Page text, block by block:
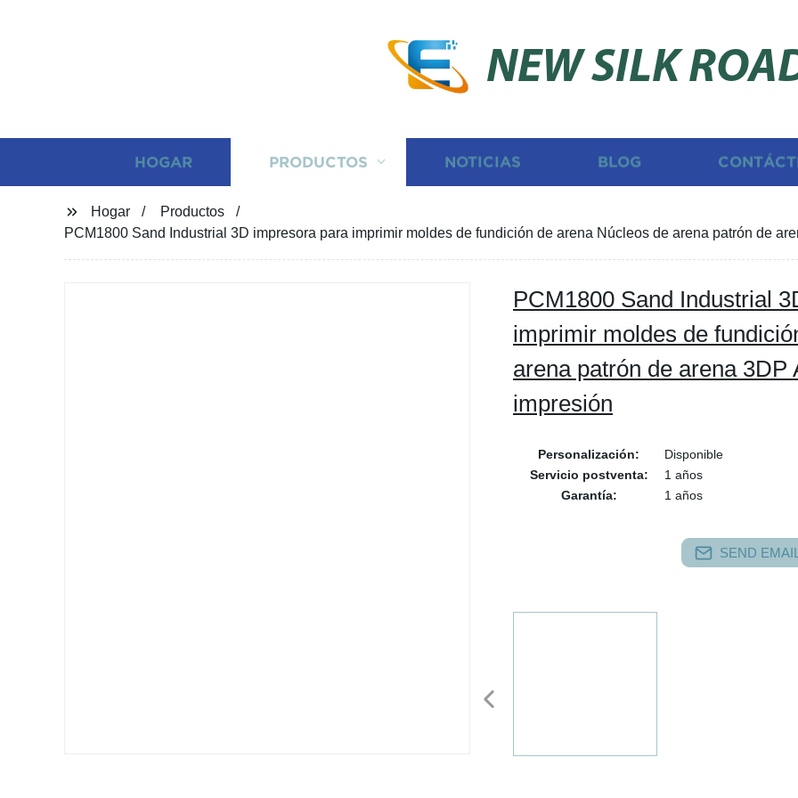
NEW SILK
HOGAR PRODUCTOS NOTICIAS BLOG
Hogar
Productos
PCM1800 Sand Industrial 3D impresora para imprimir moldes de fundición de arena Núcleos de arena patrón de
PCM1800 Sand Industrial
imprimir moldes de
arena patrón de arena 3DP
impresión
Personalización:
Disponible
Servicio postventa:
1 años
Garantía:
1 años
SEND